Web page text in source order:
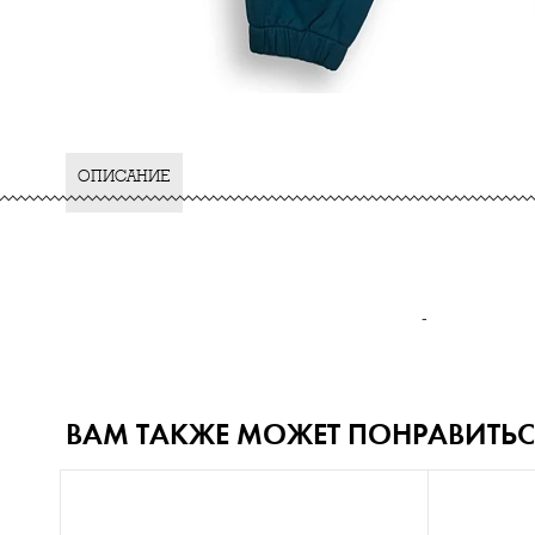
ОПИСАНИЕ
-
ВАМ ТАКЖЕ МОЖЕТ